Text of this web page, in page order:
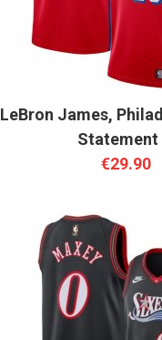
LeBron James,
Statement
€29.90